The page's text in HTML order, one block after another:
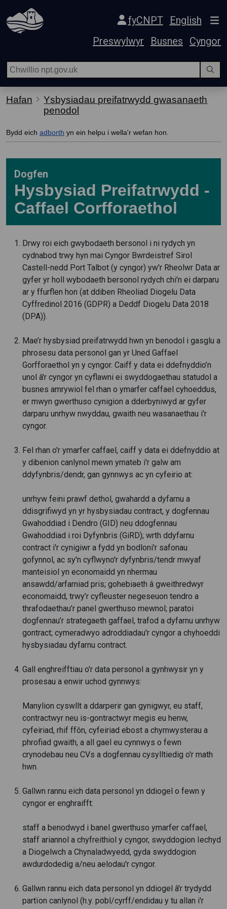
Hepgor gwe-lywio
fyCNPT
English
Preswylwyr
Busnes Cyngor
Hafan
Ysbysiadau preifatrwydd gwasanaeth
penodol
Bydd eich adborth yn ein helpu i wella'r wefan hon.
Dogfen
Hysbysiad Preifatrwydd -
Caffael Corfforaethol
Drwy roi eich gwybodaeth bersonol i ni rydych yn
cydnabod trwy hyn mai Cyngor Bwrdeistref Sirol
Castell-nedd Port Talbot (y cyngor) yw'r Rheolwr Data ar
gyfer yr holl wybodaeth bersonol rydych chi'n ei darparu
ar y ffurflen hon (at ddiben Rheoliad Diogelu Data
Cyffredinol 2016 (GDPR) a Deddf Diogelu Data 2018
(DPA)).
Mae’r hysbysiad preifatrwydd hwn yn benodol i gasglu a
phrosesu data personol gan yr Uned Gaffael
Gorfforaethol yn y cyngor. Caiff y data ei ddefnyddio’n
unol â'r cyngor yn cyflawni ei swyddogaethau statudol a
busnes amrywiol fel rhan o ymarfer caffael cyhoeddus,
er mwyn gwerthuso cynigion a dderbyniwyd ar gyfer
darparu unrhyw nwyddau, gwaith neu wasanaethau i'r
cyngor.
Fel rhan o'r ymarfer caffael, caiff y data ei ddefnyddio at
y dibenion canlynol mewn ymateb i'r galw am
ddyfynbris/dendr, gan gynnwys ac yn cyfeirio at:
unrhyw feini prawf dethol, gwahardd a dyfarnu a
ddisgrifiwyd yn yr hysbysiadau contract, y dogfennau
Gwahoddiad i Dendro (GID) neu ddogfennau
Gwahoddiad i roi Dyfynbris (GiRD); wrth ddyfarnu
contract i'r cynigiwr a fydd yn bodloni'r safonau
gofynnol, ac sy'n cyflwyno'r dyfynbris/tendr mwyaf
manteisiol yn economaidd yn nhermau
ansawdd/arfarniad pris; gohebiaeth â gweithredwyr
economaidd, trwy’r cyfleuster negeseuon tendro a
thrafodaethau’r panel gwerthuso mewnol; paratoi
dogfennau’r strategaeth gaffael, trafod a dyfarnu unrhyw
gontract; cymeradwyo adroddiadau'r cyngor a chyhoeddi
hysbysiadau dyfarnu contract.
Gall enghreifftiau o'r data personol a gynhwysir yn y
prosesau a enwir uchod gynnwys:
Manylion cyswllt a ddarperir gan gynigwyr, eu staff,
contractwyr neu is-gontractwyr megis eu henw,
cyfeiriad, rhif ffôn, cyfeiriad ebost a chymwysterau a
phrofiad gwaith, a all gael eu cynnwys o fewn
crynodebau neu CVs a dogfennau cysylltiedig o'r math
hwn.
Gallwn rannu eich data personol yn ddiogel o fewn y
cyngor er enghraifft:
staff a benodwyd i banel gwerthuso ymarfer caffael,
staff ariannol a chyfreithiol y cyngor, swyddogion Iechyd
a Diogelwch a Chynaladwyedd, gyda swyddogion
awdurdodedig a/neu aelodau'r cyngor.
Gallwn rannu eich data personol yn ddiogel â'r trydydd
partïon canlynol (h.y. pobl/cyrff/endidau y tu allan i'r